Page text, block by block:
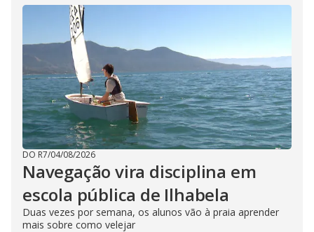
DO R7/04/08/2026
Navegação vira disciplina em
escola pública de Ilhabela
Duas vezes por semana, os alunos vão à praia aprender
mais sobre como velejar